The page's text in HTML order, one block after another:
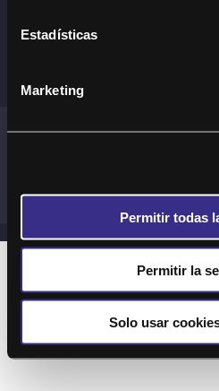
Estadísticas
Marketing
Permitir todas
Permitir la
Solo usar
Copyright © 2020.
Términos y Cond.
Preguntas